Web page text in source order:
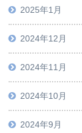
2025年1月
2024年12月
2024年11月
2024年10月
2024年9月